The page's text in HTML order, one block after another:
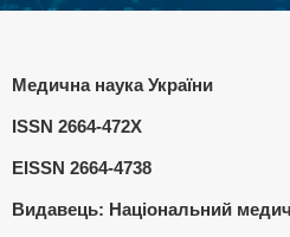
Медична наука України
ISSN 2664-472X
EISSN 2664-4738
Видавець: Національний